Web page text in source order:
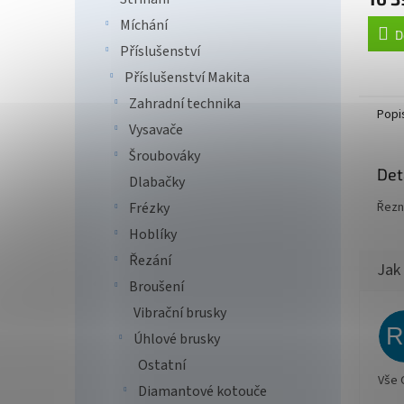
Míchání
Příslušenství
Příslušenství Makita
Zahradní technika
Vysavače
Šroubováky
Dlabačky
Frézky
Hoblíky
Řezání
Broušení
Vibrační brusky
Úhlové brusky
Ostatní
Diamantové kotouče
Vše